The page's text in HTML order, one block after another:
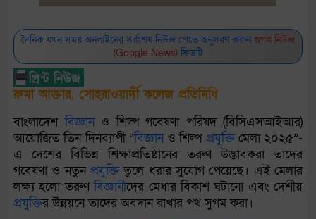
দৈনিক যখন সময় অনলাইনের সর্বশেষ নিউজ পেতে অনুসরণ করুন গুগল নিউজ
(Google News) ফিডটি
রুমা আক্তার, সোহরাওয়ার্দী কলেজ প্রতিনিধি
বাংলাদেশবিজ্ঞানও শিল্প গবেষণা পরিষদ (বিসিএসআইআর)
আয়োজিত তিন দিনব্যাপী “বিজ্ঞানও শিল্প প্রযুক্তিমেলা ২০২৫”-
এ দেশের বিভিন্ন শিক্ষাপ্রতিষ্ঠানের তরুণ উদ্ভাবকরা তাদের
গবেষণা ও নতুন প্রযুক্তিতুলে ধরার সুযোগ পেয়েছে। এই মেলার
লক্ষ্য হলো তরুণবিজ্ঞানীদের মেধার বিকাশ ঘটানো এবং দেশীয়
প্রযুক্তির উন্নয়নে তাদের অবদান রাখার পথ সুগম করা।